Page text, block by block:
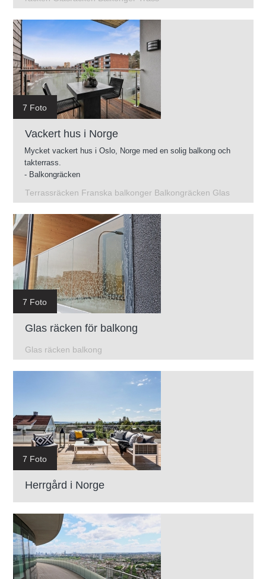
- Mellanliggande trappor
7 Foto
Vackert hus i Norge
Mycket vackert hus i Oslo, Norge med en solig balkong och
takterrass.
- Balkongräcken
- Franska balkonger
Terrassräcken Franska balkonger Balkongräcken Glas
7 Foto
Glas räcken för balkong
Glas räcken balkong
7 Foto
Herrgård i Norge